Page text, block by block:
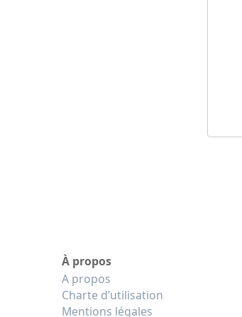
À propos
A propos
Charte d’utilisation
Mentions légales